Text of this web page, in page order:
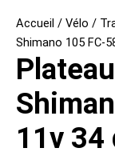
Accueil / Vélo /
Shimano 105 FC-
11v 34